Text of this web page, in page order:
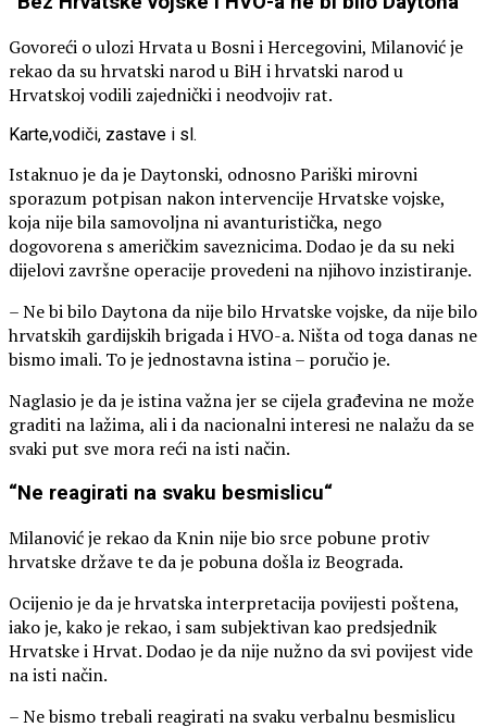
Govoreći o ulozi Hrvata u Bosni i Hercegovini, Milanović je
rekao da su hrvatski narod u BiH i hrvatski narod u
Hrvatskoj vodili zajednički i neodvojiv rat.
Karte,vodiči, zastave i sl.
Istaknuo je da je Daytonski, odnosno Pariški mirovni
sporazum potpisan nakon intervencije Hrvatske vojske,
koja nije bila samovoljna ni avanturistička, nego
dogovorena s američkim saveznicima. Dodao je da su neki
dijelovi završne operacije provedeni na njihovo inzistiranje.
– Ne bi bilo Daytona da nije bilo Hrvatske vojske, da nije bilo
hrvatskih gardijskih brigada i HVO-a. Ništa od toga danas ne
bismo imali. To je jednostavna istina – poručio je.
Naglasio je da je istina važna jer se cijela građevina ne može
graditi na lažima, ali i da nacionalni interesi ne nalažu da se
svaki put sve mora reći na isti način.
“Ne reagirati na svaku besmislicu“
Milanović je rekao da Knin nije bio srce pobune protiv
hrvatske države te da je pobuna došla iz Beograda.
Ocijenio je da je hrvatska interpretacija povijesti poštena,
iako je, kako je rekao, i sam subjektivan kao predsjednik
Hrvatske i Hrvat. Dodao je da nije nužno da svi povijest vide
na isti način.
– Ne bismo trebali reagirati na svaku verbalnu besmislicu